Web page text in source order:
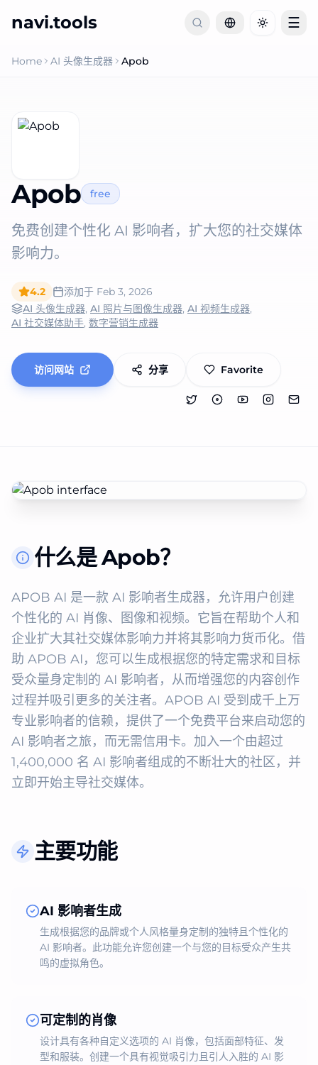
navi.tools Toggle
☰
Home AI 头像生成器 Apob
Apob free
免费创建个性化 AI 影响者，扩大您的社交媒体
影响力。
4.2 添加于 Feb 3, 2026
AI 头像生成器, AI 照片与图像生成器, AI 视频生成器,
AI 社交媒体助手, 数字营销生成器
访问网站 分享 Favorite
什么是 Apob？
APOB AI 是一款 AI 影响者生成器，允许用户创建
个性化的 AI 肖像、图像和视频。它旨在帮助个人和
企业扩大其社交媒体影响力并将其影响力货币化。借
助 APOB AI，您可以生成根据您的特定需求和目标
受众量身定制的 AI 影响者，从而增强您的内容创作
过程并吸引更多的关注者。APOB AI 受到成千上万
专业影响者的信赖，提供了一个免费平台来启动您的
AI 影响者之旅，而无需信用卡。加入一个由超过
1,400,000 名 AI 影响者组成的不断壮大的社区，并
立即开始主导社交媒体。
主要功能
AI 影响者生成
生成根据您的品牌或个人风格量身定制的独特且个性化的
AI 影响者。此功能允许您创建一个与您的目标受众产生共
鸣的虚拟角色。
可定制的肖像
设计具有各种自定义选项的 AI 肖像，包括面部特征、发
型和服装。创建一个具有视觉吸引力且引人入胜的 AI 影